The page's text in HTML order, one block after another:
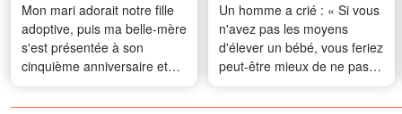
Mon mari adorait notre fille
adoptive, puis ma belle-mère
s'est présentée à son
cinquième anniversaire et
m'a demandé : « Il ne t'en a
pas parlé ? »
Un homme a crié : « Si vous
n'avez pas les moyens
d'élever un bébé, vous feriez
peut-être mieux de ne pas
en avoir ! » à une infirmière
en larmes dans une épicerie